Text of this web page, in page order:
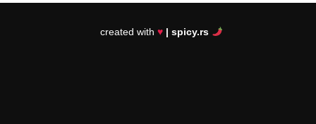
created with ♥ | spicy.rs